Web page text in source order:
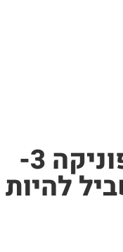
מערכי שיעור בהידרופוניקה 3-
להיות